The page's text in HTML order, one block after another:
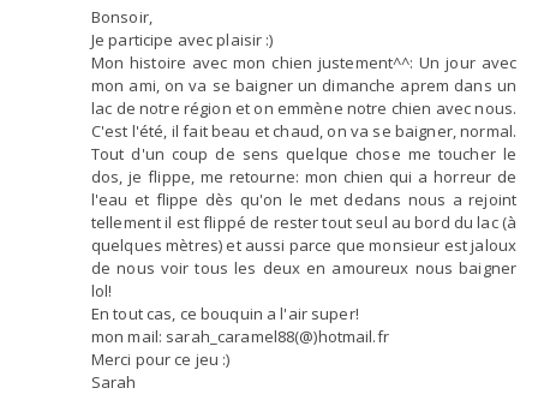
Bonsoir,
Je participe avec plaisir :)
Mon histoire avec mon chien justement^^: Un jour avec
mon ami, on va se baigner un dimanche aprem dans un
lac de notre région et on emmène notre chien avec nous.
C'est l'été, il fait beau et chaud, on va se baigner, normal.
Tout d'un coup de sens quelque chose me toucher le
dos, je flippe, me retourne: mon chien qui a horreur de
l'eau et flippe dès qu'on le met dedans nous a rejoint
tellement il est flippé de rester tout seul au bord du lac (à
quelques mètres) et aussi parce que monsieur est jaloux
de nous voir tous les deux en amoureux nous baigner
lol!
En tout cas, ce bouquin a l'air super!
mon mail: sarah_caramel88(@)hotmail.fr
Merci pour ce jeu :)
Sarah